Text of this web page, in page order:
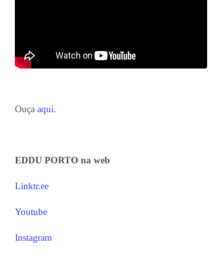
Ouça aqui.
EDDU PORTO na web
Linktr.ee
Youtube
Instagram